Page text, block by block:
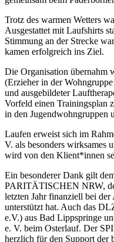
Trotz des warmen Wetters
Ausgestattet mit Laufshirts
Stimmung an der Strecke
kamen erfolgreich ins Ziel.
Die Organisation übernahm
(Erzieher in der
und ausgebildeter
Vorfeld einen Trainingsplan
in den Jugendwohngruppen
Laufen erweist sich im
V. als besonders wirksames
wird von den Klient*innen
Ein besonderer Dank gilt
PARITÄTISCHEN NRW,
letzten Jahr finanziell bei der
unterstützt hat. Auch das
e.V.) aus Bad Lippspringe
e. V. beim Osterlauf. Der
herzlich für den Support der